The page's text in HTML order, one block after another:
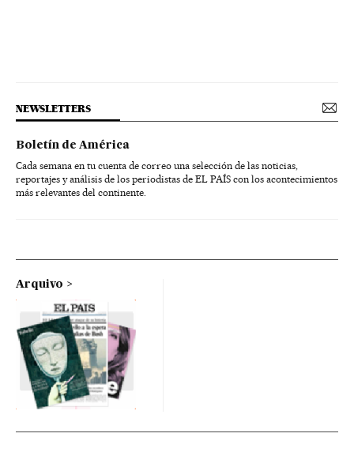
NEWSLETTERS
Boletín de América
Cada semana en tu cuenta de correo una selección de las noticias,
reportajes y análisis de los periodistas de EL PAÍS con los acontecimientos
más relevantes del continente.
Arquivo